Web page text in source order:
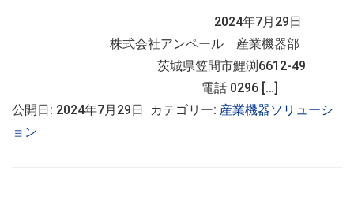
2024年7月29日
株式会社アンペール 産業機器部
茨城県笠間市鯉渕6612-49
電話 0296 […]
公開日: 2024年7月29日 カテゴリー: 産業機器ソリューシ
ョン